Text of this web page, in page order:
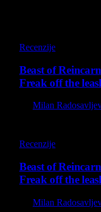
Recenzije
Beast of
Freak off the
Milan
Recenzije
Beast of
Freak off the
Milan